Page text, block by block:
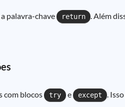
palavra-chave return
. Além
com blocos try e except
.